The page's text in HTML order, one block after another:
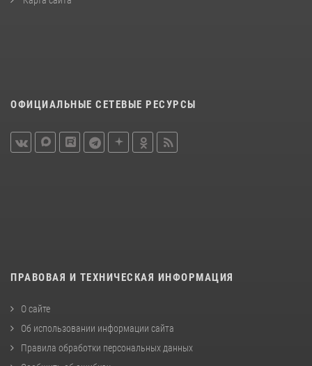
ОФИЦИАЛЬНЫЕ СЕТЕВЫЕ РЕСУРСЫ
ПРАВОВАЯ И ТЕХНИЧЕСКАЯ ИНФОРМАЦИЯ
О сайте
Об использовании информации сайта
Правила обработки персональных данных